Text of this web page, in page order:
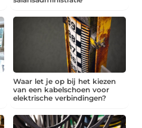
Waar let je op bij het kiezen
van een kabelschoen voor
elektrische verbindingen?